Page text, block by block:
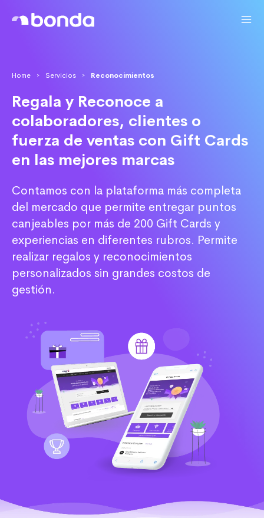
Home > Servicios > Reconocimientos
Regala y Reconoce a
colaboradores, clientes o
fuerza de ventas con Gift Cards
en las mejores marcas
Contamos con la plataforma más completa
del mercado que permite entregar puntos
canjeables por más de 200 Gift Cards y
experiencias en diferentes rubros. Permite
realizar regalos y reconocimientos
personalizados sin grandes costos de
gestión.